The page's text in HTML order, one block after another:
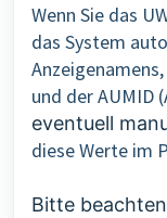
Wenn Sie das
das System
und der AUMID
eventuell
diese Werte im
Bitte